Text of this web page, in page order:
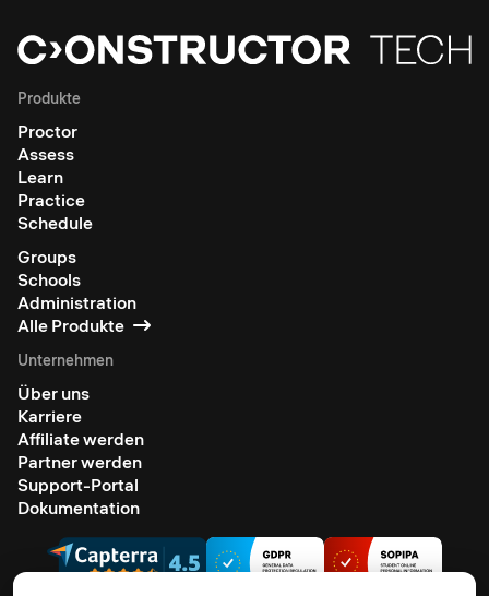
Produkte
Proctor
Assess
Learn
Practice
Schedule
Groups
Schools
Administration
Alle Produkte
Unternehmen
Über uns
Karriere
Affiliate werden
Partner werden
Support-Portal
Dokumentation